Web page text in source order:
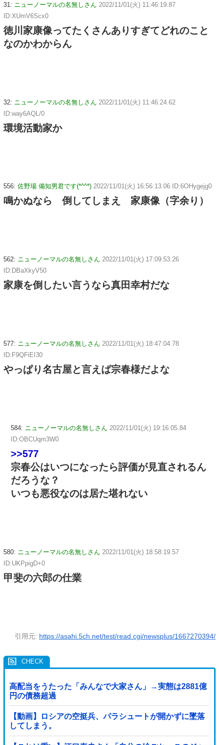
31: ニューノーマルの名無しさん 2022/11/01(火) 11:46:19.87
ID:XUmV6Scx0
徳川家康像ってたくさんありすぎてどれのこと
なのかわからん
32: ニューノーマルの名無しさん 2022/11/01(火) 11:46:24.62
ID:way6AQL/0
環境活動家か
556: 佐野場 備知男君です(*^^*) 2022/11/01(火) 16:56:13.06 ID:6OHygejg0
鳴かぬなら 倒してしまえ 家康像（字余り）
562: ニューノーマルの名無しさん 2022/11/01(火) 17:09:53.26
ID:DBaXkyV50
家康を倒したい言うなら真田幸村だな
577: ニューノーマルの名無しさん 2022/11/01(火) 18:47:04.78
ID:F9QFiEI30
やっぱり名古屋と言えば宗春様だよな
584: ニューノーマルの名無しさん 2022/11/01(火) 19:16:05.84
ID:OBCUqm3W0
>>577
宗春公はいつになったら評価が見直されるん
だろうな？
いつも悪役なのは居た堪れない
580: ニューノーマルの名無しさん 2022/11/01(火) 18:58:19.57
ID:UKPpigD+0
甲斐の六郎の仕業
引用元: https://asahi.5ch.net/test/read.cgi/newsplus/1667270394/
高配当をうたった「みんなで大家さん」→実態は2881億
円の債務超過
【動画】ロシアの空挺兵、パラシュートが開かずに墜落
してしまう。